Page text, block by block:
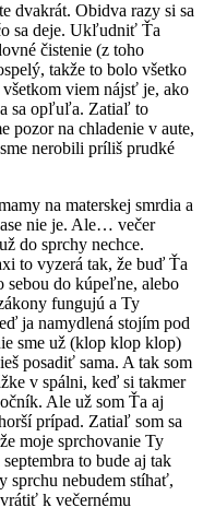
dvakrát. Obidva razy si sa
sa deje. Ukľudniť Ťa
čistenie (z toho
takže to bolo všetko
viem nájsť je, ako
sa opľuľa. Zatiaľ to
pozor na chladenie v aute,
nerobili príliš prudké
na materskej smrdia a
nie je. Ale… večer
do sprchy nechce.
to vyzerá tak, že buď Ťa
sebou do kúpeľne, alebo
fungujú a Ty
ja namydlená stojím pod
sme už (klop klop klop)
posadiť sama. A tak som
v spálni, keď si takmer
Ale už som Ťa aj
prípad. Zatiaľ som sa
moje sprchovanie Ty
to bude aj tak
sprchu nebudem stíhať,
k večernému